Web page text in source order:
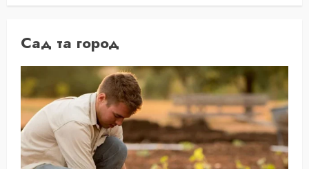
Сад та город